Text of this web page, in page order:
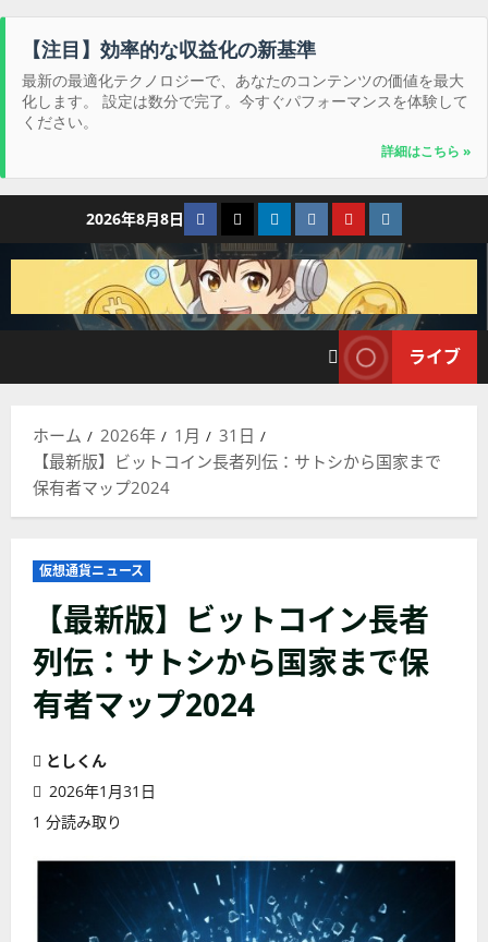
【注目】効率的な収益化の新基準
最新の最適化テクノロジーで、あなたのコンテンツの価値を最大
化します。 設定は数分で完了。今すぐパフォーマンスを体験して
ください。
詳細はこちら »
テ
ツ
2026年8月8日 Facebook
TwitterLinkedIn
VK YouTubeInstagram
ライブ
ホーム 2026年 1月
31日
【最新版】ビットコイン長者列伝：サトシから国家まで
保有者マップ2024
仮想通貨ニュース
【最新版】ビットコイン長者
列伝：サトシから国家まで保
有者マップ2024
としくん
2026年1月31日
1 分読み取り